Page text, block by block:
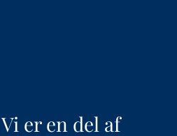
Vi er en del af